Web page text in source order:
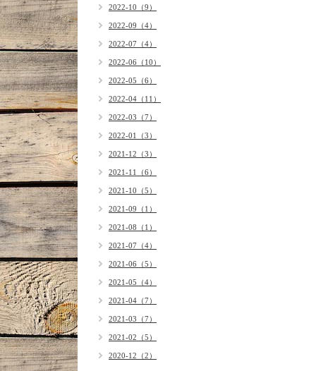
2022-10（9）
2022-09（4）
2022-07（4）
2022-06（10）
2022-05（6）
2022-04（11）
2022-03（7）
2022-01（3）
2021-12（3）
2021-11（6）
2021-10（5）
2021-09（1）
2021-08（1）
2021-07（4）
2021-06（5）
2021-05（4）
2021-04（7）
2021-03（7）
2021-02（5）
2020-12（2）